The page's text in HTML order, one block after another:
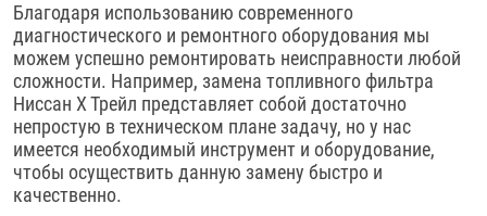
Благодаря использованию современного
диагностического и ремонтного оборудования мы
можем успешно ремонтировать неисправности любой
сложности. Например, замена топливного фильтра
Ниссан Х Трейл представляет собой достаточно
непростую в техническом плане задачу, но у нас
имеется необходимый инструмент и оборудование,
чтобы осуществить данную замену быстро и
качественно.